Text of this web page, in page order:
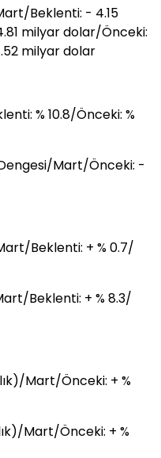
Beklenti: - 4.15
milyar dolar/Önceki:
milyar dolar
% 10.8/Önceki: %
Mart/Önceki: -
Beklenti: + % 0.7/
Beklenti: + % 8.3/
Mart/Önceki: + %
Mart/Önceki: + %